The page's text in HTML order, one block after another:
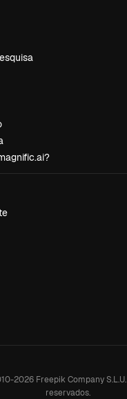
2026Freepik Company S.L.U.
reservados.